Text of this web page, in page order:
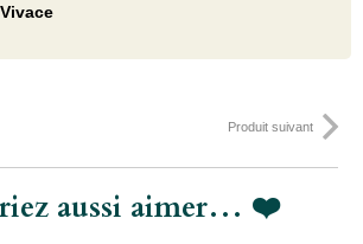
Vivace
Produit suivant
aussi aimer… ❤️